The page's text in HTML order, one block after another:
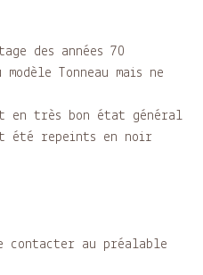
des années 70
Tonneau mais ne
en très bon état général
été repeints en noir
contacter au préalable